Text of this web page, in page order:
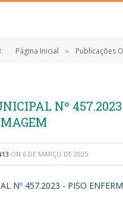
Página Inicial » Publicações
Nº
ON 6 DE MARÇO DE 2025
Nº 457.2023 - PISO